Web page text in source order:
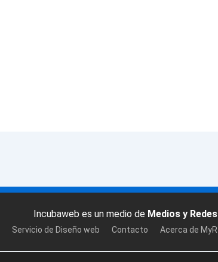
Incubaweb es un medio de Medios y Redes
Servicio de Diseño web Contacto Acerca de MyR